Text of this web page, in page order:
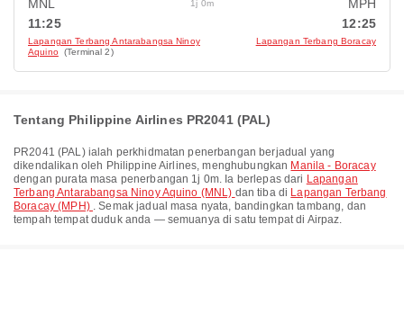
MNL
11:25
Lapangan Terbang Antarabangsa Ninoy
Aquino (Terminal 2)
1j 0m
MPH
12:25
Lapangan Terbang Boracay
Tentang Philippine Airlines PR2041 (PAL)
PR2041 (PAL) ialah perkhidmatan penerbangan berjadual yang
dikendalikan oleh Philippine Airlines, menghubungkan Manila - Boracay
dengan purata masa penerbangan 1j 0m. Ia berlepas dari Lapangan
Terbang Antarabangsa Ninoy Aquino (MNL) dan tiba di Lapangan Terbang
Boracay (MPH) . Semak jadual masa nyata, bandingkan tambang, dan
tempah tempat duduk anda — semuanya di satu tempat di Airpaz.